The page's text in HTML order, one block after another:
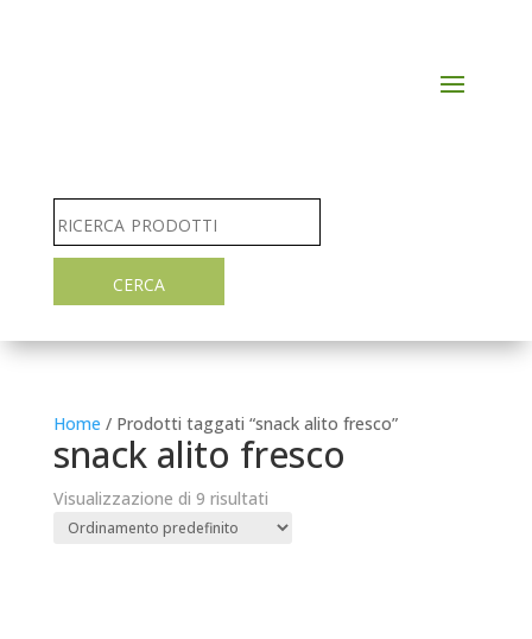
Home / Prodotti taggati “snack alito fresco”
snack alito fresco
Visualizzazione di 9 risultati